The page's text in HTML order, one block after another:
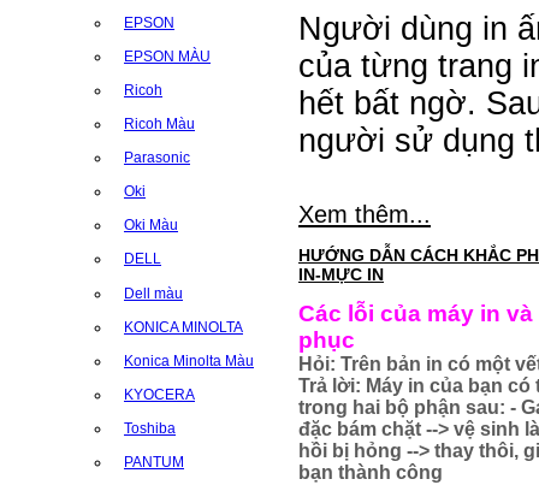
EPSON
EPSON MÀU
Ricoh
Ricoh Màu
Parasonic
Oki
Oki Màu
DELL
Dell màu
KONICA MINOLTA
Konica Minolta Màu
KYOCERA
Toshiba
PANTUM
Người dùng in
của từng trang
hết bất ngờ.
người sử dụng
Xem thêm...
HƯỚNG DẪN CÁCH KHẮC
IN-MỰC IN
Các lỗi của máy in
phục
Hỏi: Trên bản in có một
Trả lời: Máy in của bạn có
trong hai bộ phận sau: -
đặc bám chặt --> vệ sinh
hồi bị hỏng --> thay thôi,
bạn thành công